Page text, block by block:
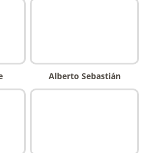
Alberto Sebastián